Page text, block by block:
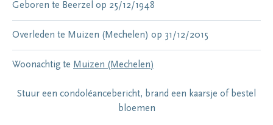
Geboren te Beerzel op 25/12/1948
Overleden te Muizen (Mechelen) op 31/12/2015
Woonachtig te Muizen (Mechelen)
Stuur een condoléancebericht, brand een kaarsje of bestel
bloemen